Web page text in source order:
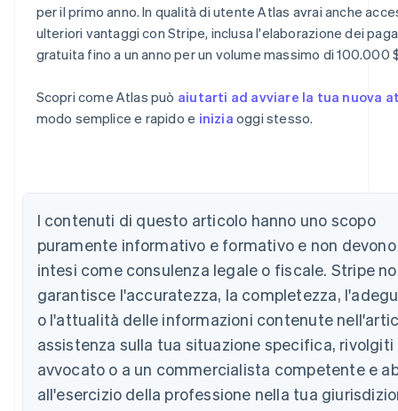
per il primo anno. In qualità di utente Atlas avrai anche
ulteriori vantaggi con Stripe, inclusa l'elaborazione dei
gratuita fino a un anno per un volume massimo di 100.000
Scopri come Atlas può aiutarti ad avviare la tua nuova
modo semplice e rapido e inizia oggi stesso.
I contenuti di questo articolo hanno uno scopo
puramente informativo e formativo e non
intesi come consulenza legale o fiscale. Stripe
garantisce l'accuratezza, la completezza,
o l'attualità delle informazioni contenute
assistenza sulla tua situazione specifica, rivolgiti
avvocato o a un commercialista competente e
all'esercizio della professione nella tua
Australia
Belgio
Brasile
PortuguêsEnglish
Bulgaria
English
Canada
EnglishFrançais
简体中文English
Cipro
English
Croazia